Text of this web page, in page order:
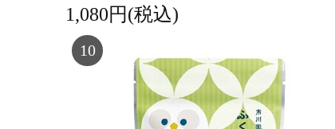
1,080円(税込)
10